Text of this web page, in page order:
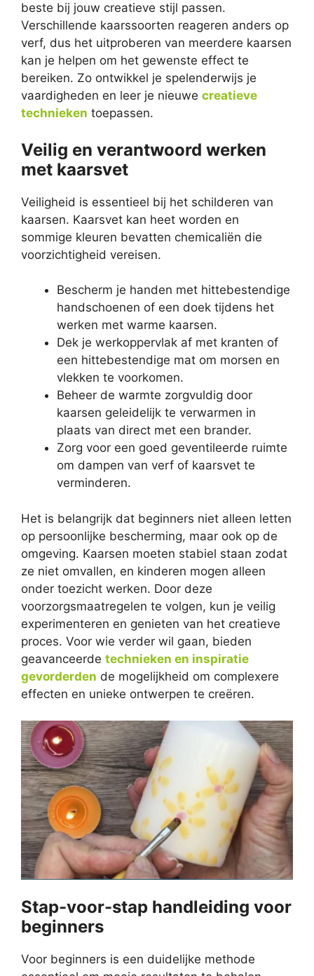
beste bij jouw creatieve stijl passen.
Verschillende kaarssoorten reageren anders op
verf, dus het uitproberen van meerdere kaarsen
kan je helpen om het gewenste effect te
bereiken. Zo ontwikkel je spelenderwijs je
vaardigheden en leer je nieuwe creatieve
technieken toepassen.
Veilig en verantwoord werken
met kaarsvet
Veiligheid is essentieel bij het schilderen van
kaarsen. Kaarsvet kan heet worden en
sommige kleuren bevatten chemicaliën die
voorzichtigheid vereisen.
Bescherm je handen met hittebestendige
handschoenen of een doek tijdens het
werken met warme kaarsen.
Dek je werkoppervlak af met kranten of
een hittebestendige mat om morsen en
vlekken te voorkomen.
Beheer de warmte zorgvuldig door
kaarsen geleidelijk te verwarmen in
plaats van direct met een brander.
Zorg voor een goed geventileerde ruimte
om dampen van verf of kaarsvet te
verminderen.
Het is belangrijk dat beginners niet alleen letten
op persoonlijke bescherming, maar ook op de
omgeving. Kaarsen moeten stabiel staan zodat
ze niet omvallen, en kinderen mogen alleen
onder toezicht werken. Door deze
voorzorgsmaatregelen te volgen, kun je veilig
experimenteren en genieten van het creatieve
proces. Voor wie verder wil gaan, bieden
geavanceerde technieken en inspiratie
gevorderden de mogelijkheid om complexere
effecten en unieke ontwerpen te creëren.
Stap-voor-stap handleiding voor
beginners
Voor beginners is een duidelijke methode